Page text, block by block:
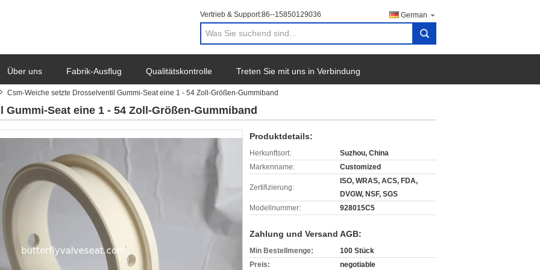
Vertrieb & Support:86--15850129036 German
search
Über uns Fabrik-Ausflug Qualitätskontrolle Treten Sie mit uns in Verbindung
Csm-Weiche setzte Drosselventil Gummi-Seat eine 1 - 54 Zoll-Größen-Gummiband
Seat eine 1 - 54 Zoll-Größen-Gummiband
Produktdetails:
Herkunftsort:
Suzhou, China
Markenname:
Customized
Zertifizierung:
ISO, WRAS, ACS, FDA,
DVGW, NSF, SGS
Modellnummer:
928015C5
Zahlung und Versand AGB:
Min Bestellmenge:
100 Stück
Preis:
negotiable